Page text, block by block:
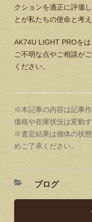
クションを適正に評価
とが私たちの使命と考え
AK74U LIGHT PROを
ご不明な点やご相談が
ください。
※本記事の内容は記事
価格や在庫状況は変動
※査定結果は個体の状
めご了承ください。
ブログ